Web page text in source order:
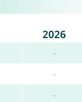
2026
-
-
-